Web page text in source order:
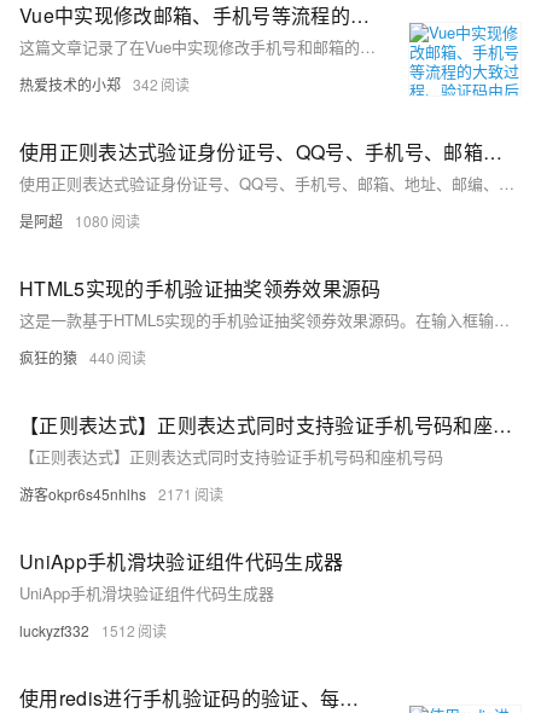
Vue中实现修改邮箱、手机号等流程的大致过程、验证码由后端的redis生成验证（版本1.0）
这篇文章记录了在Vue中实现修改手机号和邮箱的大致流程，包括使用过滤器部分隐藏展示的手机号和邮箱，以及通过点击触发路由跳转的便捷方式。文章还描述了旧号码和新号码验证的界面实现，其中验证码由后端生成并通过弹窗展示给用户，未来可以接入真正的手机验证码接口。此外，还提供了修改邮箱的页面效果截图，并强调了学习是一个永无止境的过程。
热爱技术的小郑 342
使用正则表达式验证身份证号、QQ号、手机号、邮箱、地址、邮编、银行卡号、学号、车牌号、快递单号、验证码、ISBN号、网址、IPV4地址、IPV6地址、出生年月日、姓名1
使用正则表达式验证身份证号、QQ号、手机号、邮箱、地址、邮编、银行卡号、学号、车牌号、快递单号、验证码、ISBN号、网址、IPV4地址、IPV6地址、出生年月日、姓名
是阿超 1080
HTML5实现的手机验证抽奖领券效果源码
这是一款基于HTML5实现的手机验证抽奖领券效果源码。在输入框输入手机号码即可点击下方的按钮来进行抽奖游戏，中奖后还会弹出提示信息，是一款比较经典的抽奖游戏源码
疯狂的猿 440
【正则表达式】正则表达式同时支持验证手机号码和座机号码
【正则表达式】正则表达式同时支持验证手机号码和座机号码
游客okpr6s45nhlhs 2171
UniApp手机滑块验证组件代码生成器
UniApp手机滑块验证组件代码生成器
luckyzf332 1512
使用redis进行手机验证码的验证、每天只能发送三次验证码 （redis安装在虚拟机linux系统中）